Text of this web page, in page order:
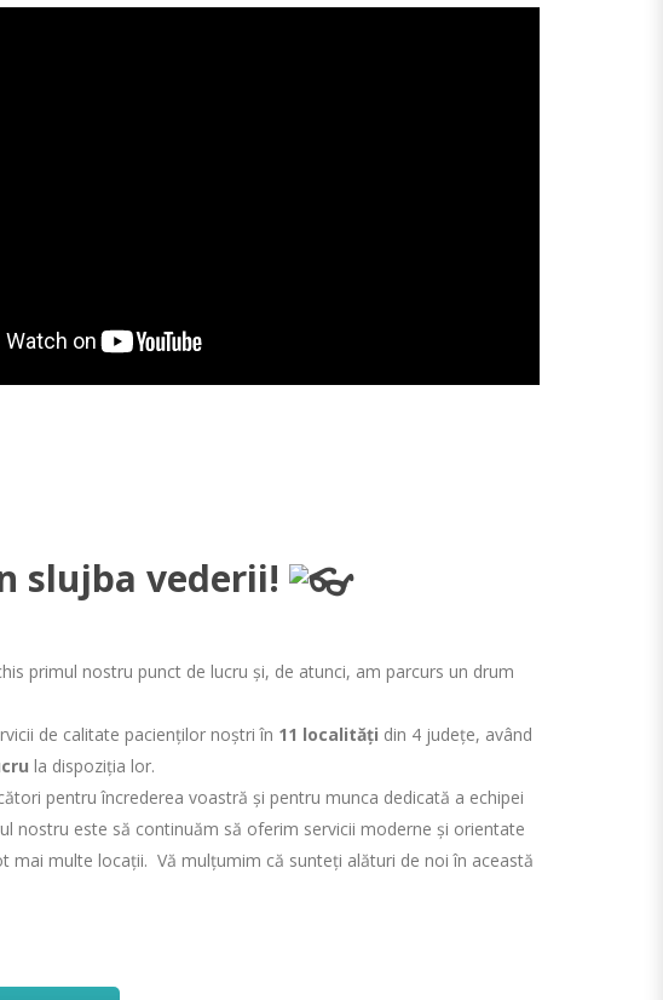
slujba vederii!
primul nostru punct de lucru și, de atunci, am parcurs un drum
de calitate pacienților noștri în 11 localități din 4 județe, având
la dispoziția lor.
pentru încrederea voastră și pentru munca dedicată a echipei
nostru este să continuăm să oferim servicii moderne și orientate
mai multe locații. Vă mulțumim că sunteți alături de noi în această